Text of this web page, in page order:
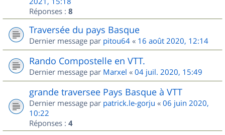
Réponses : 8
Traversée du pays Basque
Dernier message par pitou64 « 16 août 2020, 12:14
Rando Compostelle en VTT.
Dernier message par Marxel « 04 juil. 2020, 15:49
grande traversee Pays Basque à VTT
Dernier message par patrick.le-gorju « 06 juin 2020,
10:22
Réponses : 4